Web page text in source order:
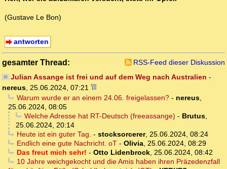
(Gustave Le Bon)
antworten
gesamter Thread:
RSS-Feed dieser Diskussion
Julian Assange ist frei und auf dem Weg nach Australien -
nereus, 25.06.2024, 07:21
Warum wurde er an einem 24.06. freigelassen?- nereus,
25.06.2024, 08:05
Welche Adresse hat RT-Deutsch (freeassange) - Brutus,
25.06.2024, 20:14
Heute ist ein guter Tag. - stocksorcerer, 25.06.2024, 08:24
Endlich eine gute Nachricht. oT- Olivia, 25.06.2024, 08:29
Das freut mich sehr! - Otto Lidenbrock, 25.06.2024, 08:42
10 Jahre weichgekocht und die Amis haben ihren Präzedenzfall